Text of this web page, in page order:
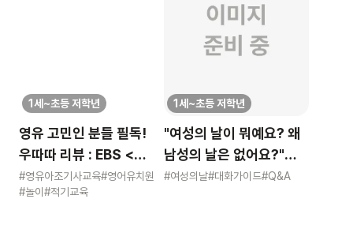
1세~초등 저학년
영유 고민인 분들 필독!
우따따 리뷰 : EBS <
영유아 사교육 보고서>
#영유아조기사교육#영어유치원
#놀이 #적기교육
1세~초등 저학년
"여성의 날이 뭐예요? 왜
남성의 날은 없어요?"
묻는 어린이에게 이렇게
#여성의날#대화가이드#Q&A